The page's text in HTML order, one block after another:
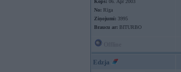
Kopš: 06. Apr 2003
No: Rīga
Ziņojumi: 3995
Braucu ar: BITURBO
Edzja